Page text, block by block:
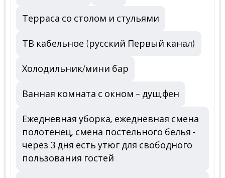
Терраса со столом и стульями
ТВ кабельное (русский Первый канал)
Холодильник/мини бар
Ванная комната с окном – душ,фен
Ежедневная уборка, ежедневная смена
полотенец, смена постельного белья -
через 3 дня есть утюг для свободного
пользования гостей